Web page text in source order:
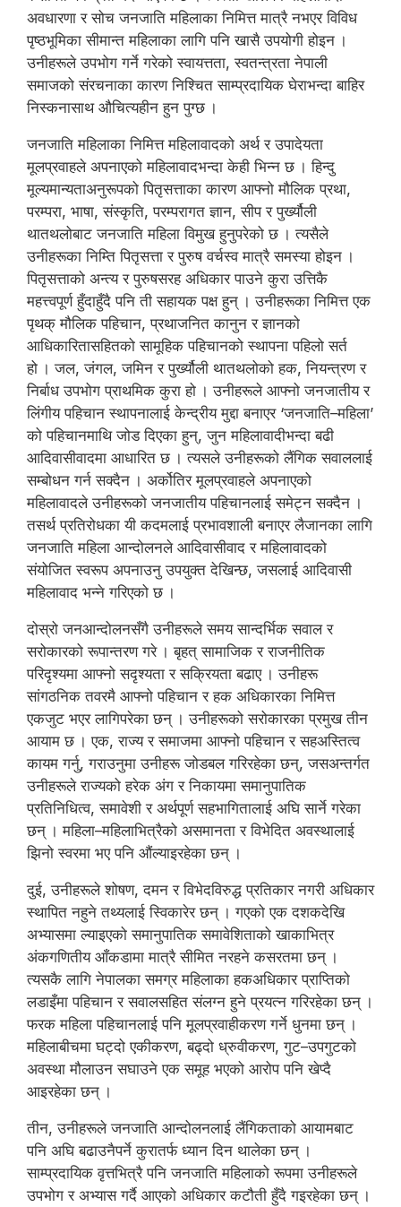
अवधारणा र सोच जनजाति महिलाका निमित्त मात्रै नभएर विविध
पृष्ठभूमिका सीमान्त महिलाका लागि पनि खासै उपयोगी होइन ।
उनीहरूले उपभोग गर्ने गरेको स्वायत्तता, स्वतन्त्रता नेपाली
समाजको संरचनाका कारण निश्चित साम्प्रदायिक घेराभन्दा बाहिर
निस्कनासाथ औचित्यहीन हुन पुग्छ ।
जनजाति महिलाका निमित्त महिलावादको अर्थ र उपादेयता
मूलप्रवाहले अपनाएको महिलावादभन्दा केही भिन्न छ । हिन्दु
मूल्यमान्यताअनुरूपको पितृसत्ताका कारण आफ्नो मौलिक प्रथा,
परम्परा, भाषा, संस्कृति, परम्परागत ज्ञान, सीप र पुर्ख्यौली
थातथलोबाट जनजाति महिला विमुख हुनुपरेको छ । त्यसैले
उनीहरूका निम्ति पितृसत्ता र पुरुष वर्चस्व मात्रै समस्या होइन ।
पितृसत्ताको अन्त्य र पुरुषसरह अधिकार पाउने कुरा उत्तिकै
महत्त्वपूर्ण हुँदाहुँदै पनि ती सहायक पक्ष हुन् । उनीहरूका निमित्त एक
पृथक् मौलिक पहिचान, प्रथाजनित कानुन र ज्ञानको
आधिकारितासहितको सामूहिक पहिचानको स्थापना पहिलो सर्त
हो । जल, जंगल, जमिन र पुर्ख्यौली थातथलोको हक, नियन्त्रण र
निर्बाध उपभोग प्राथमिक कुरा हो । उनीहरूले आफ्नो जनजातीय र
लिंगीय पहिचान स्थापनालाई केन्द्रीय मुद्दा बनाएर ‘जनजाति–महिला’
को पहिचानमाथि जोड दिएका हुन्, जुन महिलावादीभन्दा बढी
आदिवासीवादमा आधारित छ । त्यसले उनीहरूको लैंगिक सवाललाई
सम्बोधन गर्न सक्दैन । अर्कोतिर मूलप्रवाहले अपनाएको
महिलावादले उनीहरूको जनजातीय पहिचानलाई समेट्न सक्दैन ।
तसर्थ प्रतिरोधका यी कदमलाई प्रभावशाली बनाएर लैजानका लागि
जनजाति महिला आन्दोलनले आदिवासीवाद र महिलावादको
संयोजित स्वरूप अपनाउनु उपयुक्त देखिन्छ, जसलाई आदिवासी
महिलावाद भन्ने गरिएको छ ।
दोस्रो जनआन्दोलनसँगै उनीहरूले समय सान्दर्भिक सवाल र
सरोकारको रूपान्तरण गरे । बृहत् सामाजिक र राजनीतिक
परिदृश्यमा आफ्नो सदृश्यता र सक्रियता बढाए । उनीहरू
सांगठनिक तवरमै आफ्नो पहिचान र हक अधिकारका निमित्त
एकजुट भएर लागिपरेका छन् । उनीहरूको सरोकारका प्रमुख तीन
आयाम छ । एक, राज्य र समाजमा आफ्नो पहिचान र सहअस्तित्व
कायम गर्नु, गराउनुमा उनीहरू जोडबल गरिरहेका छन्, जसअन्तर्गत
उनीहरूले राज्यको हरेक अंग र निकायमा समानुपातिक
प्रतिनिधित्व, समावेशी र अर्थपूर्ण सहभागितालाई अघि सार्ने गरेका
छन् । महिला–महिलाभित्रैको असमानता र विभेदित अवस्थालाई
झिनो स्वरमा भए पनि औंल्याइरहेका छन् ।
दुई, उनीहरूले शोषण, दमन र विभेदविरुद्ध प्रतिकार नगरी अधिकार
स्थापित नहुने तथ्यलाई स्विकारेर छन् । गएको एक दशकदेखि
अभ्यासमा ल्याइएको समानुपातिक समावेशिताको खाकाभित्र
अंकगणितीय आँकडामा मात्रै सीमित नरहने कसरतमा छन् ।
त्यसकै लागि नेपालका समग्र महिलाका हकअधिकार प्राप्तिको
लडाइँमा पहिचान र सवालसहित संलग्न हुने प्रयत्न गरिरहेका छन् ।
फरक महिला पहिचानलाई पनि मूलप्रवाहीकरण गर्ने धुनमा छन् ।
महिलाबीचमा घट्दो एकीकरण, बढ्दो ध्रुवीकरण, गुट–उपगुटको
अवस्था मौलाउन सघाउने एक समूह भएको आरोप पनि खेप्दै
आइरहेका छन् ।
तीन, उनीहरूले जनजाति आन्दोलनलाई लैंगिकताको आयामबाट
पनि अघि बढाउनैपर्ने कुरातर्फ ध्यान दिन थालेका छन् ।
साम्प्रदायिक वृत्तभित्रै पनि जनजाति महिलाको रूपमा उनीहरूले
उपभोग र अभ्यास गर्दै आएको अधिकार कटौती हुँदै गइरहेका छन् ।